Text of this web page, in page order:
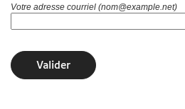
Votre adresse courriel (nom@example.net)
Valider